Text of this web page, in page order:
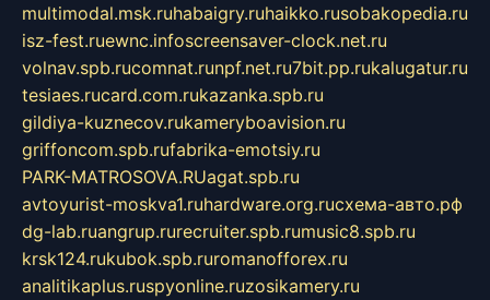
multimodal.msk.ruhabaigry.ruhaikko.rusobakopedia.ru
isz-fest.ruewnc.infoscreensaver-clock.net.ru
volnav.spb.rucomnat.runpf.net.ru7bit.pp.rukalugatur.ru
tesiaes.rucard.com.rukazanka.spb.ru
gildiya-kuznecov.rukameryboavision.ru
griffoncom.spb.rufabrika-emotsiy.ru
PARK-MATROSOVA.RUagat.spb.ru
avtoyurist-moskva1.ruhardware.org.ruсхема-авто.рф
dg-lab.ruangrup.rurecruiter.spb.rumusic8.spb.ru
krsk124.rukubok.spb.ruromanofforex.ru
analitikaplus.ruspyonline.ruzosikamery.ru